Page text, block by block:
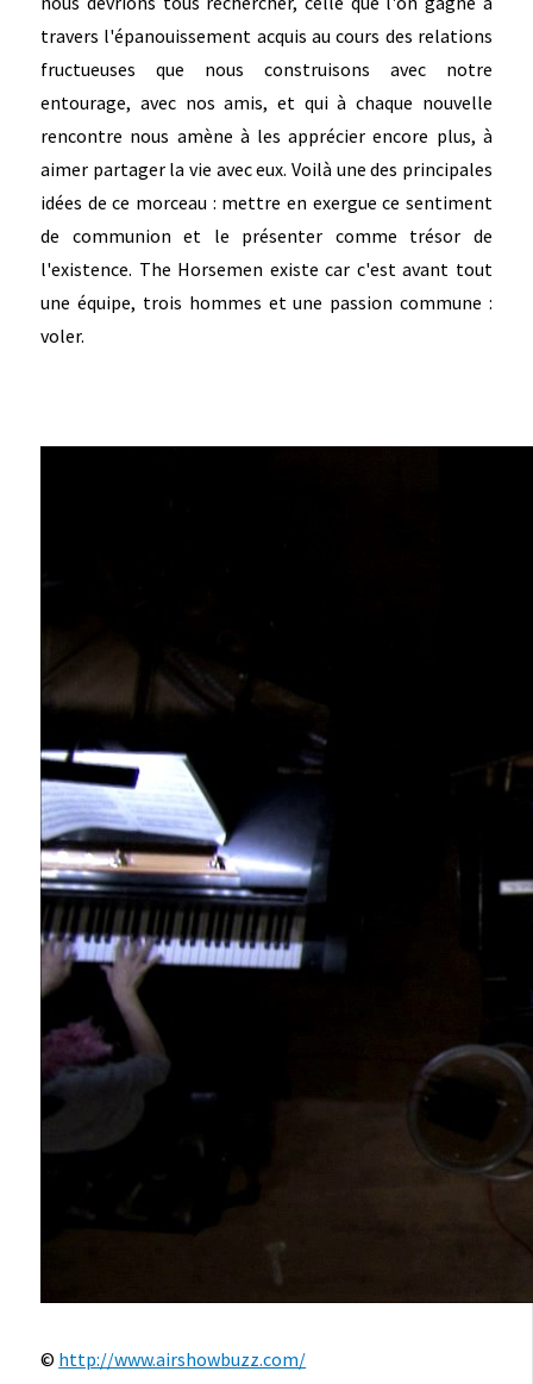
travers l'épanouissement acquis au cours des relations
fructueuses que nous construisons avec notre
entourage, avec nos amis, et qui à chaque nouvelle
rencontre nous amène à les apprécier encore plus, à
aimer partager la vie avec eux. Voilà une des principales
idées de ce morceau : mettre en exergue ce sentiment
de communion et le présenter comme trésor de
l'existence. The Horsemen existe car c'est avant tout
une équipe, trois hommes et une passion commune :
voler.
© http://www.airshowbuzz.com/